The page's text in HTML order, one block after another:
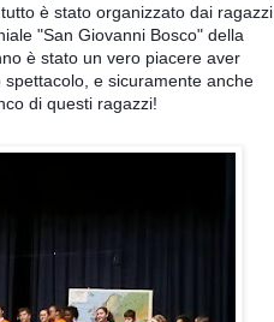
è stato organizzato dai ragazzi
"San Giovanni Bosco" della
è stato un vero piacere aver
e sicuramente anche
o di questi ragazzi!